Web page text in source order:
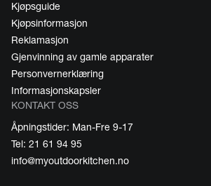
Kjøpsguide
Kjøpsinformasjon
Reklamasjon
Gjenvinning av gamle apparater
Personvernerklæring
Informasjonskapsler
KONTAKT OSS
Åpningstider: Man-Fre 9-17
Tel: 21 61 94 95
info@myoutdoorkitchen.no